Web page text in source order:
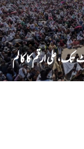
تک، علی ارقم کا کالم